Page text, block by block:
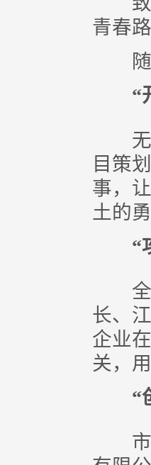
青春
随后
“
无党
目策
事，
土的
“
全国
长、
企业
关，
“
市新